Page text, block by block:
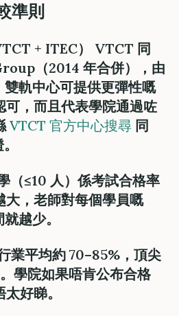
準則
+ ITEC） VTCT 同
（2014 年合併），由
軌中心可提供更彈性嘅
可，而且代表學院通過咗
VTCT 官方中心搜尋 同
（≤10 人）係考試合格率
大，老師對每個學員嘅
越少。
業平均約 70–85%，頂尖
學院如果唔肯公布合格
好睇。